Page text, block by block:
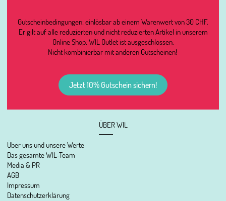
ÜBER WIL
Über uns und unsere Werte
Das gesamte WIL-Team
Media & PR
AGB
Impressum
Datenschutzerklärung
Gutscheinbedingungen: einlösbar ab einem Warenwert von 30 CHF.
Er gilt auf alle reduzierten und nicht reduzierten Artikel in unserem
Online Shop, WIL Outlet ist ausgeschlossen.
Nicht kombinierbar mit anderen Gutscheinen!
Jetzt 10% Gutschein sichern!